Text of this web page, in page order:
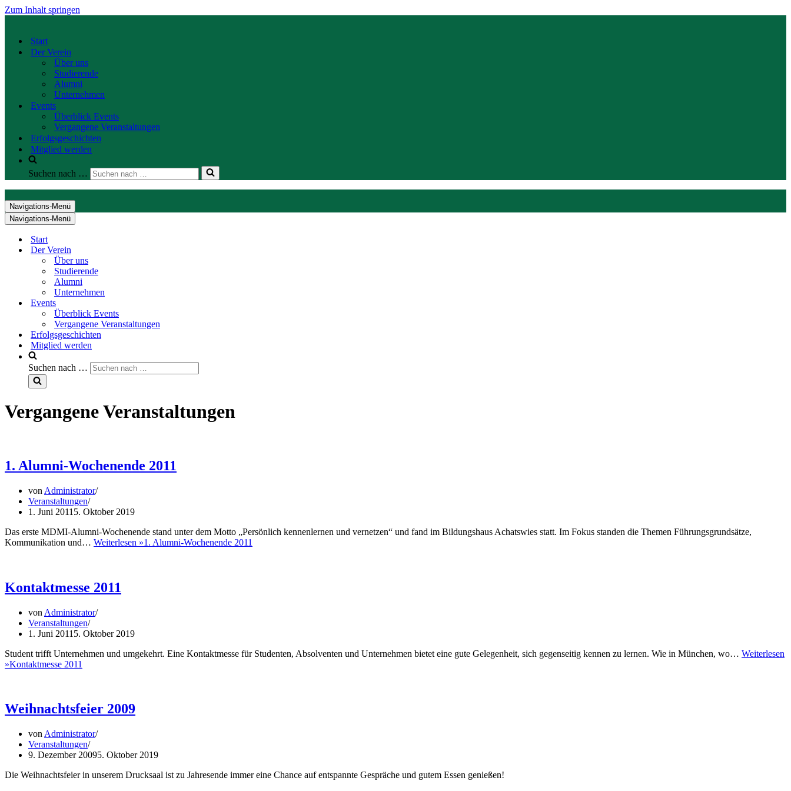
Zum Inhalt springen
Start
Der Verein
Über uns
Studierende
Alumni
Unternehmen
Events
Überblick Events
Vergangene Veranstaltungen
Erfolgsgeschichten
Mitglied werden
Suchen nach …
Navigations-Menü
Navigations-Menü
Start
Der Verein
Über uns
Studierende
Alumni
Unternehmen
Events
Überblick Events
Vergangene Veranstaltungen
Erfolgsgeschichten
Mitglied werden
Suchen nach …
Vergangene Veranstaltungen
1. Alumni-Wochenende 2011
von Administrator
Veranstaltungen
1. Juni 2011 5. Oktober 2019
Das erste MDMI-Alumni-Wochenende stand unter dem Motto „Persönlich kennenlernen und vernetzen“ und fand im Bildungshaus Achatswies statt. Im Fokus standen die Themen Führungsgrundsätze,
Kommunikation und… Weiterlesen »1. Alumni-Wochenende 2011
Kontaktmesse 2011
von Administrator
Veranstaltungen
1. Juni 2011 5. Oktober 2019
Student trifft Unternehmen und umgekehrt. Eine Kontaktmesse für Studenten, Absolventen und Unternehmen bietet eine gute Gelegenheit, sich gegenseitig kennen zu lernen. Wie in München, wo… Weiterlesen
»Kontaktmesse 2011
Weihnachtsfeier 2009
von Administrator
Veranstaltungen
9. Dezember 20095. Oktober 2019
Die Weihnachtsfeier in unserem Drucksaal ist zu Jahresende immer eine Chance auf entspannte Gespräche und gutem Essen genießen!